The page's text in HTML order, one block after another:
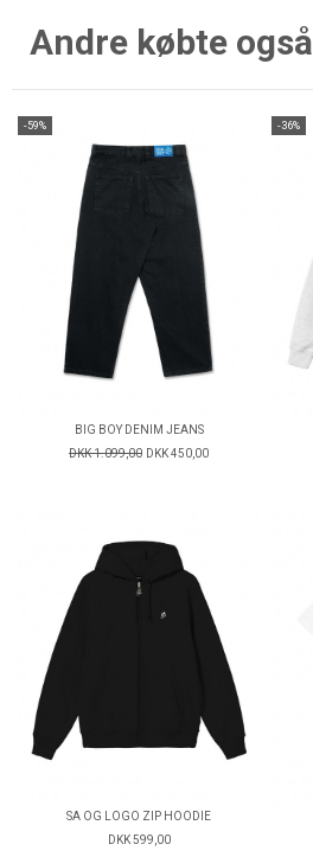
Andre købte også
-59%
BIG BOY DENIM JEANS
DKK 1.099,00 DKK 450,00
-36%
SA OG LOGO ZIP HOODIE
DKK 599,00